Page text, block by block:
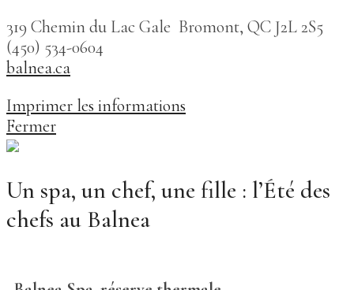
319 Chemin du Lac Gale Bromont, QC J2L 2S5
(450) 534-0604
balnea.ca
Imprimer les informations
Fermer
Un spa, un chef, une fille : l’Été des
chefs au Balnea